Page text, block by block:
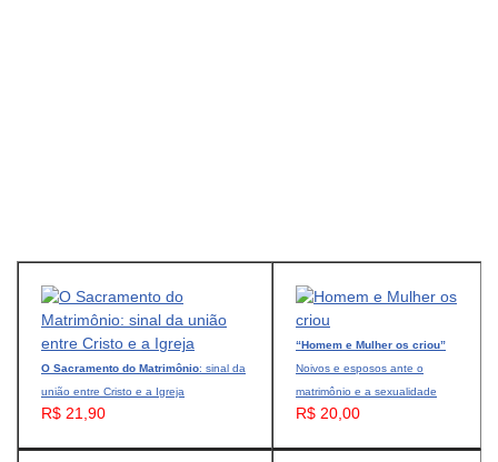
O Sacramento do Matrimônio: sinal da
união entre Cristo e a Igreja
R$ 21,90
“Homem e Mulher os criou”
Noivos e esposos ante o
matrimônio e a sexualidade
R$ 20,00